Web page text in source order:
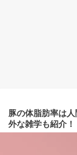
豚の体脂肪率は
外な雑学も紹介！